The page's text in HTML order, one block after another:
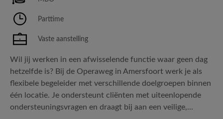
Parttime
Vaste aanstelling
Wil jij werken in een afwisselende functie waar geen dag
hetzelfde is? Bij de Operaweg in Amersfoort werk je als
flexibele begeleider met verschillende doelgroepen binnen
één locatie. Je ondersteunt cliënten met uiteenlopende
ondersteuningsvragen en draagt bij aan een veilige,...